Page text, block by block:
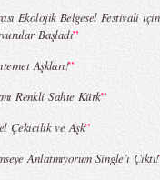
Ekolojik Belgesel Festivali için
Başladı”
Aşkları!”
Renkli Sahte Kürk”
Çekicilik ve Aşk”
Anlatmıyorum Single’ı Çıktı!